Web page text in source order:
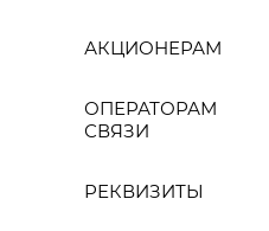
АКЦИОНЕРАМ
ОПЕРАТОРАМ
СВЯЗИ
РЕКВИЗИТЫ